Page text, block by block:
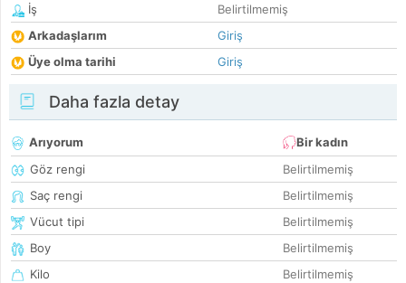
İş
Belirtilmemiş
Arkadaşlarım
Giriş
Üye olma tarihi
Giriş
Daha fazla detay
Arıyorum
Bir kadın
Göz rengi
Belirtilmemiş
Saç rengi
Belirtilmemiş
Vücut tipi
Belirtilmemiş
Boy
Belirtilmemiş
Kilo
Belirtilmemiş